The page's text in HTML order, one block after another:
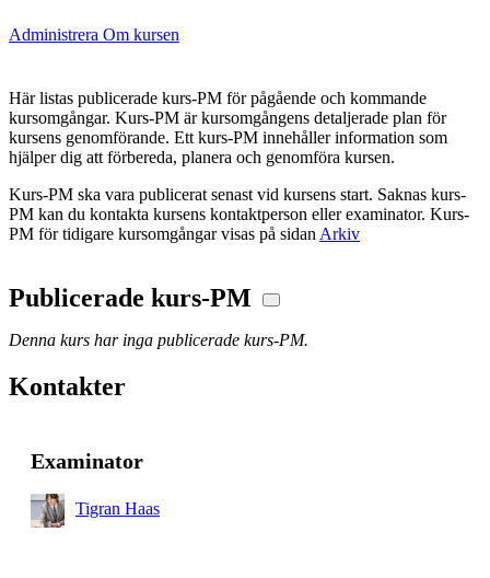
Administrera Om kursen
Här listas publicerade kurs-PM för pågående och kommande
kursomgångar. Kurs-PM är kursomgångens detaljerade plan för
kursens genomförande. Ett kurs-PM innehåller information som
hjälper dig att förbereda, planera och genomföra kursen.
Kurs-PM ska vara publicerat senast vid kursens start. Saknas kurs-
PM kan du kontakta kursens kontaktperson eller examinator. Kurs-
PM för tidigare kursomgångar visas på sidan Arkiv
Publicerade kurs-PM
Denna kurs har inga publicerade kurs-PM.
Kontakter
Examinator
Tigran Haas